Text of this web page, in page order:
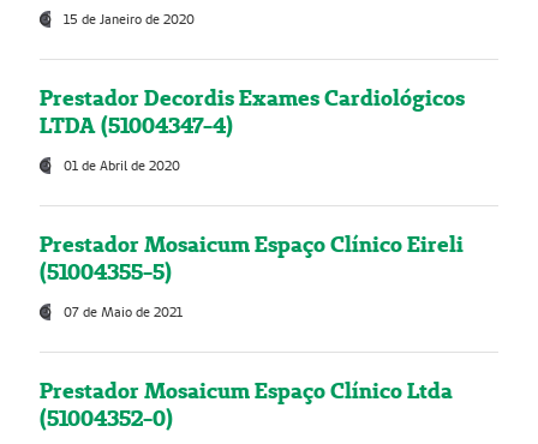
15 de Janeiro de 2020
Prestador Decordis Exames Cardiológicos
LTDA (51004347-4)
01 de Abril de 2020
Prestador Mosaicum Espaço Clínico Eireli
(51004355-5)
07 de Maio de 2021
Prestador Mosaicum Espaço Clínico Ltda
(51004352-0)